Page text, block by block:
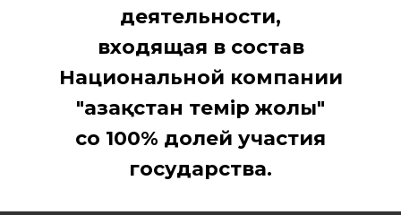
деятельности,
входящая в состав
Национальной компании
"Қазақстан темір жолы"
со 100% долей участия
государства.